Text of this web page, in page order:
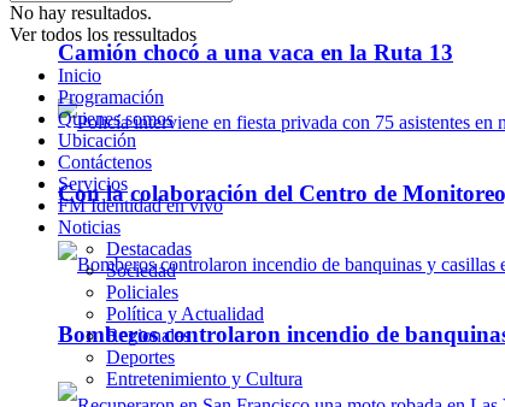
Camión chocó a una vaca en la Ruta 13
Con la colaboración del Centro de
Bomberos controlaron incendio de
No hay resultados.
Ver todos los ressultados
Inicio
Programación
Quienes somos
Ubicación
Contáctenos
Servicios
FM Identidad en vivo
Noticias
Destacadas
Sociedad
Policiales
Política y Actualidad
Regionales
Deportes
Entretenimiento y Cultura